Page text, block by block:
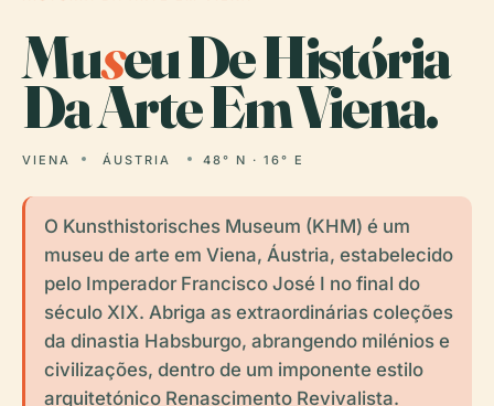
Museu De História
Da Arte Em Viena.
VIENA ÁUSTRIA 48° N · 16° E
O Kunsthistorisches Museum (KHM) é um
museu de arte em Viena, Áustria, estabelecido
pelo Imperador Francisco José I no final do
século XIX. Abriga as extraordinárias coleções
da dinastia Habsburgo, abrangendo milénios e
civilizações, dentro de um imponente estilo
arquitetónico Renascimento Revivalista.